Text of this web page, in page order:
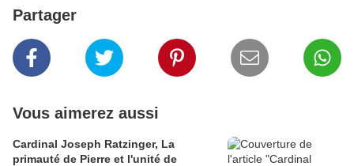
Partager
Vous aimerez aussi
Cardinal Joseph Ratzinger, La
primauté de Pierre et l'unité de